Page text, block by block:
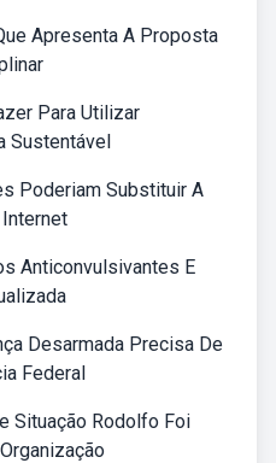
Apresenta A Proposta
Para Utilizar
Sustentável
Poderiam Substituir A
Anticonvulsivantes E
Desarmada Precisa De
Federal
Situação Rodolfo Foi